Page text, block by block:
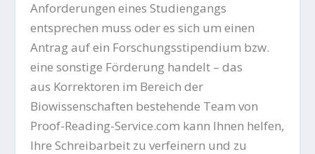
Anforderungen eines Studiengangs
entsprechen muss oder es sich um einen
Antrag auf ein Forschungsstipendium bzw.
eine sonstige Förderung handelt – das
aus Korrektoren im Bereich der
Biowissenschaften bestehende Team von
Proof-Reading-Service.com kann Ihnen helfen,
Ihre Schreibarbeit zu verfeinern und zu